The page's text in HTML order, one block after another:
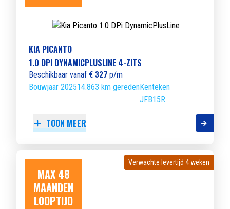
KIA PICANTO
1.0 DPI DYNAMICPLUSLINE 4-ZITS
Beschikbaar vanaf € 327 p/m
Bouwjaar 202514.863 km geredenKenteken
JFB15R
TOON MEER
MAX 48
MAANDEN
LOOPTIJD
Verwachte levertijd 4 weken
Verwachte levertijd 4 weken